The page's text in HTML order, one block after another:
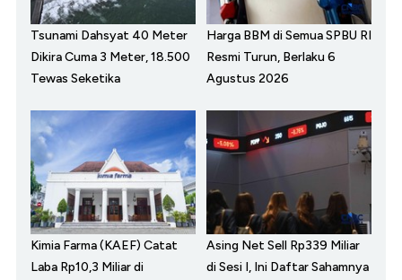
Tsunami Dahsyat 40 Meter
Dikira Cuma 3 Meter, 18.500
Tewas Seketika
Harga BBM di Semua SPBU RI
Resmi Turun, Berlaku 6
Agustus 2026
Kimia Farma (KAEF) Catat
Laba Rp10,3 Miliar di
Asing Net Sell Rp339 Miliar
di Sesi I, Ini Daftar Sahamnya